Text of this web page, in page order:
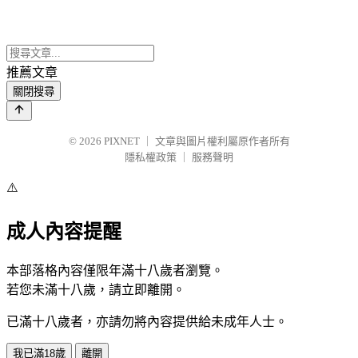
推薦文章
關閉搜尋
© 2026 PIXNET
文章與圖片權利屬原作者所有
隱私權政策
服務聲明
⚠️
成人內容提醒
本部落格內容僅限年滿十八歲者瀏覽。
若您未滿十八歲，請立即離開。
已滿十八歲者，亦請勿將內容提供給未成年人士。
我已滿18歲 離開